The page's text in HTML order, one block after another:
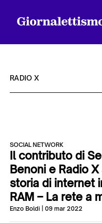
Chi siamo
Contatti
RADIO X
SOCIAL NETWORK
Il contributo di
Benoni e Radio
storia di internet
RAM – La rete a
Enzo Boldi | 09 mar 2022